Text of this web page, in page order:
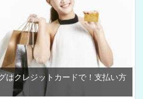
はクレジットカードで！支払い方